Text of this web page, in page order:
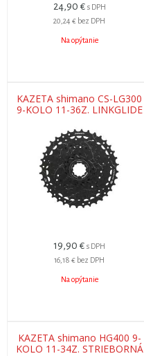
24,90 € s DPH
20,24 € bez DPH
Na opýtanie
KAZETA shimano CS-LG300
9-KOLO 11-36Z. LINKGLIDE
19,90 € s DPH
16,18 € bez DPH
Na opýtanie
KAZETA shimano HG400 9-
KOLO 11-34Z. STRIEBORNÁ